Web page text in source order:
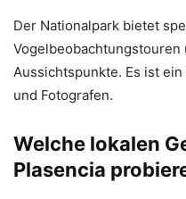
Der Nationalpark bietet
Vogelbeobachtungstouren
Aussichtspunkte. Es ist
und Fotografen.
Welche lokalen
Plasencia